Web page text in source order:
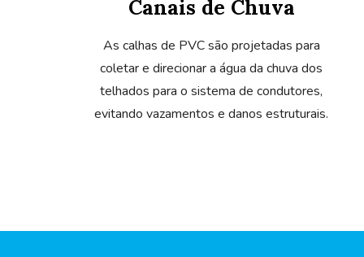
As calhas de PVC são projetadas para
coletar e direcionar a água da chuva dos
telhados para o sistema de condutores,
evitando vazamentos e danos estruturais.